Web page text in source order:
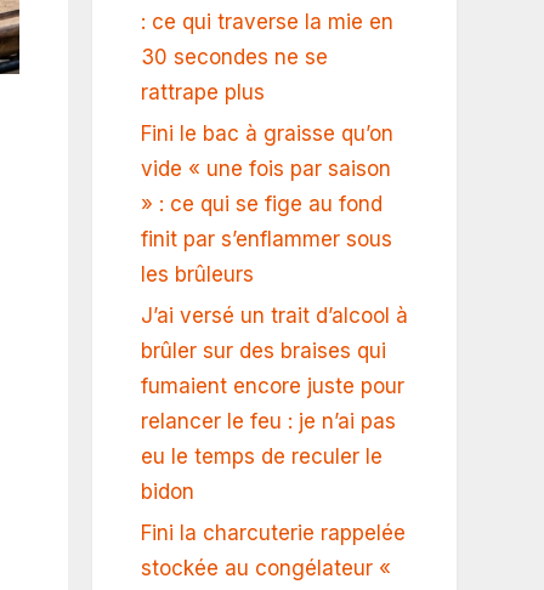
: ce qui traverse la mie en
30 secondes ne se
rattrape plus
Fini le bac à graisse qu’on
vide « une fois par saison
» : ce qui se fige au fond
finit par s’enflammer sous
les brûleurs
J’ai versé un trait d’alcool à
brûler sur des braises qui
fumaient encore juste pour
relancer le feu : je n’ai pas
eu le temps de reculer le
bidon
Fini la charcuterie rappelée
stockée au congélateur «